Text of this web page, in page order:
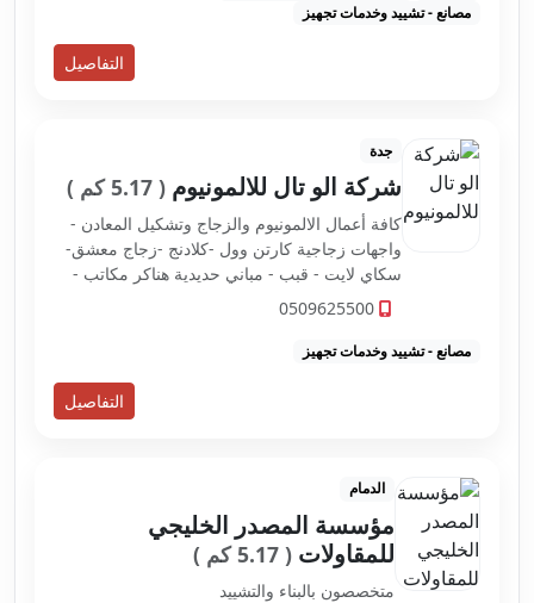
مصانع - تشييد وخدمات تجهيز
التفاصيل
جدة
شركة الو تال للالمونيوم ( 5.17 كم )
كافة أعمال الالمونيوم والزجاج وتشكيل المعادن -
واجهات زجاجية كارتن وول -كلادنج -زجاج معشق-
سكاي لايت - قبب - مباني حديدية هناكر مكاتب -
نوافذ ابواب
0509625500
مصانع - تشييد وخدمات تجهيز
التفاصيل
الدمام
مؤسسة المصدر الخليجي
للمقاولات( 5.17 كم )
متخصصون بالبناء والتشييد